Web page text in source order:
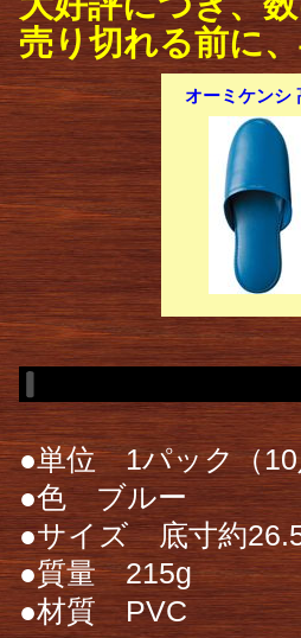
売り切れる前に
オーミケンシ
●単位 1パック（10
●色 ブルー
●サイズ 底寸約
●質量 215g
●材質 PVC